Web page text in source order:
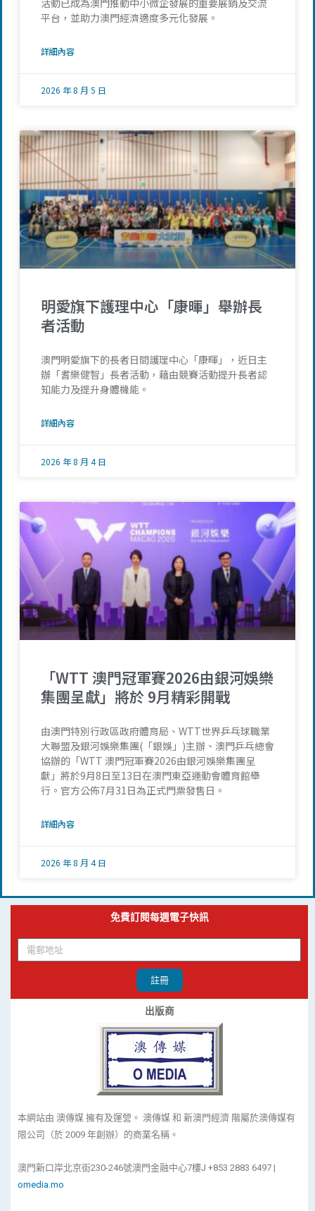
活動已成為澳門推動中小微企發展的重要展銷及交流
平台，並助力澳門經濟適度多元化發展。
詳細內容
2026 年 8 月 5 日
明愛旗下護理中心「康暉」舉辦長
者活動
澳門明愛旗下的長者日間護理中心「康暉」，近日主
辦「耆樂健智」長者活動，藉由競賽活動提升長者認
知能力及提升身體機能。
詳細內容
2026 年 8 月 4 日
「WTT 澳門冠軍賽2026由銀河娛樂
集團呈獻」將於 9月精彩開戰
由澳門特別行政區政府體育局、WTT世界乒乓球職業
大聯盟及銀河娛樂集團(「銀娛」)主辦、澳門乒乓總會
協辦的「WTT 澳門冠軍賽2026由銀河娛樂集團呈
獻」將於9月8日至13日在澳門東亞運動會體育館舉
行。官方公佈7月31日為正式門票發售日。
詳細內容
2026 年 8 月 4 日
免費訂閱每週電子快訊
註冊
出版商
本網站由 澳傳媒 擁有及運營。 澳傳媒 和 新澳門經濟 階屬於澳傳媒有
限公司（於 2009 年創辦）的商業名稱。
澳門新口岸北京街230-246號澳門金融中心7樓J +853 2883 6497 |
omedia.mo